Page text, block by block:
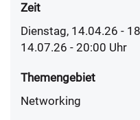
Zeit
Dienstag, 14.04.26 -
14.07.26 - 20:00 Uhr
Themengebiet
Networking